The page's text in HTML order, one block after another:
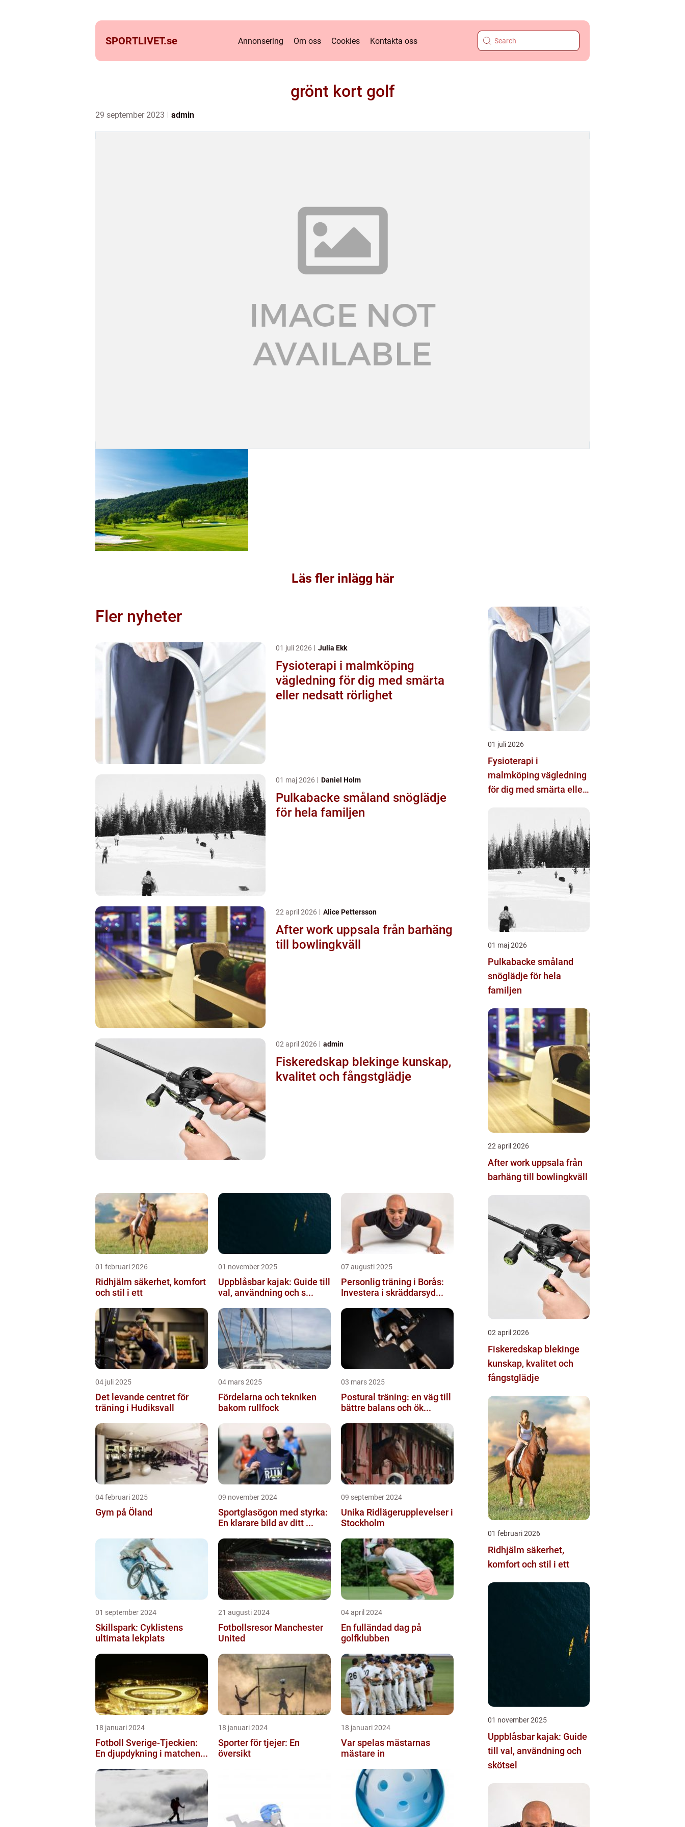
SPORTLIVET.se Annonsering Om oss Cookies Kontakta oss
grönt kort golf
29 september 2023 admin
Läs fler inlägg här
Fler nyheter
01 juli 2026 Julia Ekk
Fysioterapi i malmköping
vägledning för dig med smärta
eller nedsatt rörlighet
01 maj 2026 Daniel Holm
Pulkabacke småland snöglädje
för hela familjen
22 april 2026 Alice Pettersson
After work uppsala från barhäng
till bowlingkväll
02 april 2026 admin
Fiskeredskap blekinge kunskap,
kvalitet och fångstglädje
01 februari 2026
Ridhjälm säkerhet, komfort
och stil i ett
01 november 2025
Uppblåsbar kajak: Guide till
val, användning och s...
07 augusti 2025
Personlig träning i Borås:
Investera i skräddarsyd...
04 juli 2025
Det levande centret för
träning i Hudiksvall
04 mars 2025
Fördelarna och tekniken
bakom rullfock
03 mars 2025
Postural träning: en väg till
bättre balans och ök...
04 februari 2025
Gym på Öland
09 november 2024
Sportglasögon med styrka:
En klarare bild av ditt ...
09 september 2024
Unika Ridlägerupplevelser i
Stockholm
01 september 2024
Skillspark: Cyklistens
ultimata lekplats
21 augusti 2024
Fotbollsresor Manchester
United
04 april 2024
En fulländad dag på
golfklubben
18 januari 2024
Fotboll Sverige-Tjeckien:
En djupdykning i matchen...
18 januari 2024
Sporter för tjejer: En
översikt
18 januari 2024
Var spelas mästarnas
mästare in
01 juli 2026
Fysioterapi i
malmköping vägledning
för dig med smärta eller
01 maj 2026
Pulkabacke småland
snöglädje för hela
familjen
22 april 2026
After work uppsala från
barhäng till bowlingkväll
02 april 2026
Fiskeredskap blekinge
kunskap, kvalitet och
fångstglädje
01 februari 2026
Ridhjälm säkerhet,
komfort och stil i ett
01 november 2025
Uppblåsbar kajak: Guide
till val, användning och
skötsel